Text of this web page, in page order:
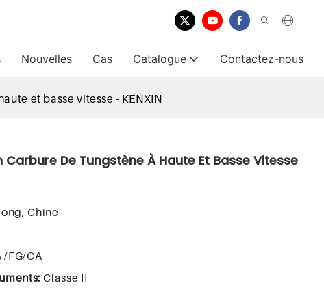
Nouvelles Cas Catalogue Contactez-nous
et basse vitesse - KENXIN
Carbure De Tungstène À Haute Et Basse Vitesse
Chine
/FG/CA
Classe II